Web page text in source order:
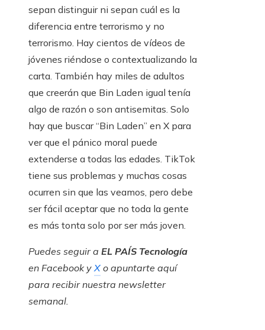
sepan distinguir ni sepan cuál es la
diferencia entre terrorismo y no
terrorismo. Hay cientos de vídeos de
jóvenes riéndose o contextualizando la
carta. También hay miles de adultos
que creerán que Bin Laden igual tenía
algo de razón o son antisemitas. Solo
hay que buscar “Bin Laden” en X para
ver que el pánico moral puede
extenderse a todas las edades. TikTok
tiene sus problemas y muchas cosas
ocurren sin que las veamos, pero debe
ser fácil aceptar que no toda la gente
es más tonta solo por ser más joven.
Puedes seguir a EL PAÍS Tecnología
en FacebookyX o apuntarte aquí
para recibir nuestra newsletter
semanal.